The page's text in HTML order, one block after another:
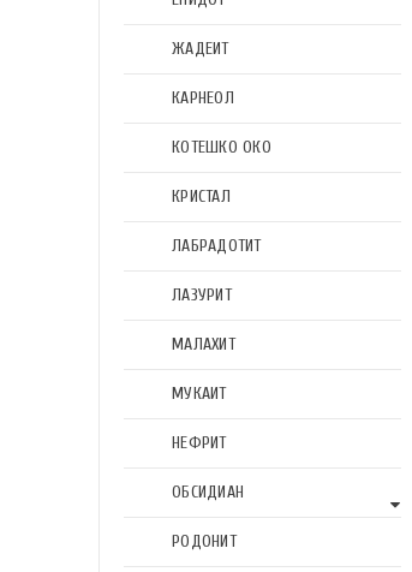
ЖАДЕИТ
КАРНЕОЛ
КОТЕШКО ОКО
КРИСТАЛ
ЛАБРАДОТИТ
ЛАЗУРИТ
МАЛАХИТ
МУКАИТ
НЕФРИТ
ОБСИДИАН
РОДОНИТ